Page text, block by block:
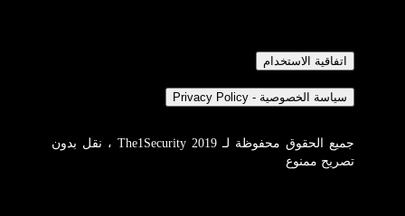
جميع الحقوق محفوظة لـ The1Security 2019 ، نقل بدون
تصريح ممنوع